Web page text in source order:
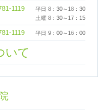
1119
平日 8：30～18：30
土曜 8：30～17：15
1119 平日 9：00～16：00
いて